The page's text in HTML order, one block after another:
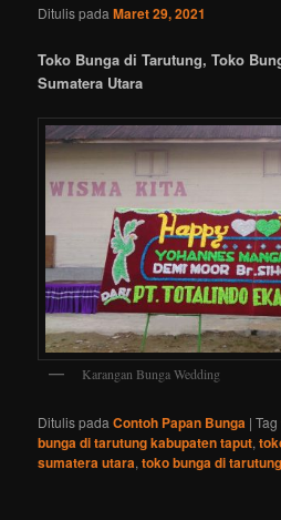
Ditulis padaMaret 29, 2021
Toko Bunga di Tarutung, Toko
Sumatera Utara
Karangan Bunga Wedding
Ditulis pada Contoh Papan Bunga |Tag
bunga di tarutung kabupaten taput,
sumatera utara,toko bunga di